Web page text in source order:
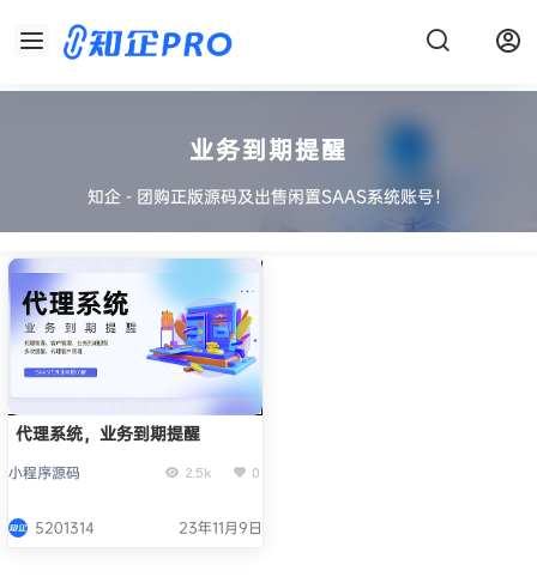
业务到期提醒
知企 - 团购正版源码及出售闲置SAAS系统账号！
代理系统，业务到期提醒
小程序源码 2.5k 0
5201314 23年11月9日